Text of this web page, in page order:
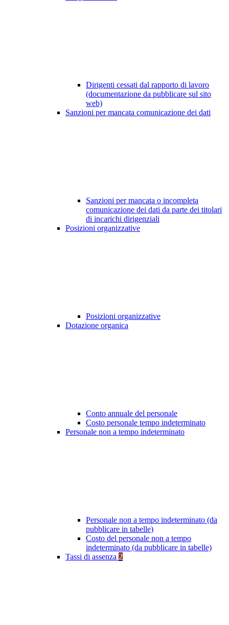
Dirigenti cessati dal rapporto di lavoro
(documentazione da pubblicare sul sito
web)
Sanzioni per mancata comunicazione dei dati
Sanzioni per mancata o incompleta
comunicazione dei dati da parte dei titolari
di incarichi dirigenziali
Posizioni organizzative
Posizioni organizzative
Dotazione organica
Conto annuale del personale
Costo personale tempo indeterminato
Personale non a tempo indeterminato
Personale non a tempo indeterminato (da
pubblicare in tabelle)
Costo del personale non a tempo
indeterminato (da pubblicare in tabelle)
Tassi di assenza 2